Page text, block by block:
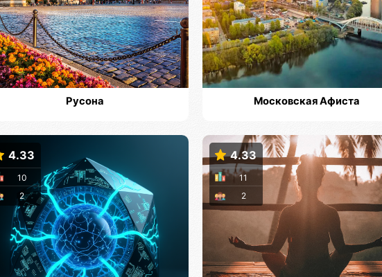
Русона Московская Афиста
4.33
2
10
4.33
2
11